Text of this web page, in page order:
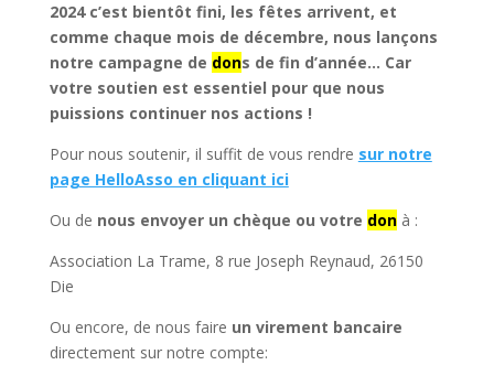
2024 c’est bientôt fini, les fêtes arrivent, et
comme chaque mois de décembre, nous lançons
notre campagne de dons de fin d’année… Car
votre soutien est essentiel pour que nous
puissions continuer nos actions !
Pour nous soutenir, il suffit de vous rendre sur notre
page HelloAsso en cliquant ici
Ou de nous envoyer un chèque ou votre don à :
Association La Trame, 8 rue Joseph Reynaud, 26150
Die
Ou encore, de nous faire un virement bancaire
directement sur notre compte: